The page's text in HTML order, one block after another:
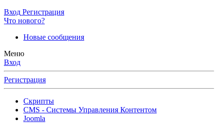
Вход Регистрация
Что нового?
Новые сообщения
Меню
Вход
Регистрация
Скрипты
CMS - Системы Управления Контентом
Joomla